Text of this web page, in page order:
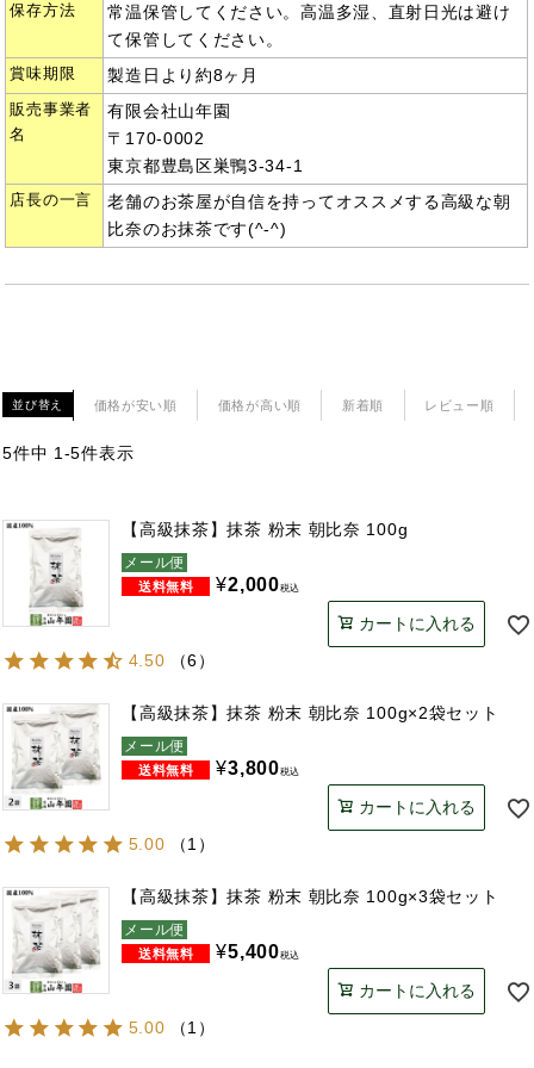
保存方法
常温保管してください。高温多湿、直射日光は避け
て保管してください。
賞味期限 製造日より約8ヶ月
販売事業者
名
有限会社山年園
〒170-0002
東京都豊島区巣鴨3-34-1
店長の一言
老舗のお茶屋が自信を持ってオススメする高級な朝
比奈のお抹茶です(^-^)
並び替え 価格が安い順 価格が高い順 新着順 レビュー順
5件中 1 -5件表示
【高級抹茶】抹茶 粉末 朝比奈 100g
メール便
¥2,000税込
カートに入れる
4.50
（6）
【高級抹茶】抹茶 粉末 朝比奈 100g×2袋セット
メール便
¥3,800税込
カートに入れる
5.00
（1 ）
【高級抹茶】抹茶 粉末 朝比奈 100g×3袋セット
メール便
¥5,400税込
カートに入れる
5.00
（1 ）